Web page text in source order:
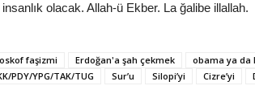
olacak. Allah-ü Ekber. La ğalibe illallah.
faşizmi Erdoğan'a şah çekmek obama ya da
PDY/YPG/TAK/TUG
Sur’u Silopi’yi Cizre’yi